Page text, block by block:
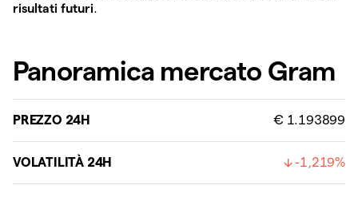
risultati futuri.
Panoramica mercato Gram
PREZZO 24H € 1.193899
VOLATILITÀ 24H -1,219%